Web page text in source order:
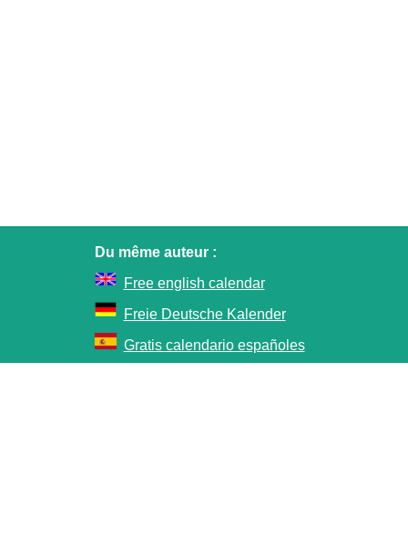
Du même auteur :
Free english calendar
Freie Deutsche Kalender
Gratis calendario españoles